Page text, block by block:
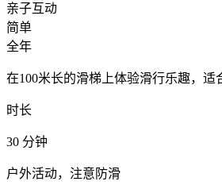
亲子互动
简单
全年
在100米长的滑梯上体验滑行乐趣，适
时长
30 分钟
户外活动，注意防滑